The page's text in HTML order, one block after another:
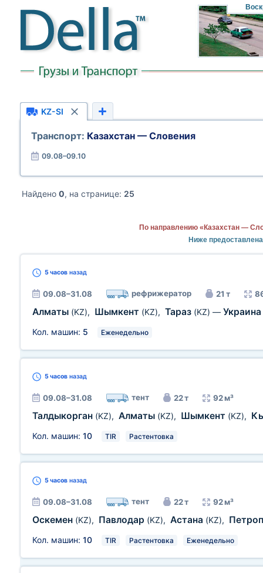
KZ-SI
Транспорт: Казахстан — Словения
09.08–09.10
Найдено 0, на странице: 25
По направлению «Казахстан —
Ниже
5 часов назад
09.08–31.08 рефрижератор 21 т
Алматы (KZ), Шымкент (KZ), Тараз (KZ) — Украина
Кол. машин: 5 Еженедельно
5 часов назад
09.08–31.08 тент 22 т 92 м³
Талдыкорган (KZ), Алматы (KZ), Шымкент (KZ),
Кол. машин: 10 TIR Растентовка
5 часов назад
09.08–31.08 тент 22 т 92 м³
Оскемен (KZ), Павлодар (KZ), Астана (KZ),
Кол. машин: 10 TIR Растентовка Еженедельно